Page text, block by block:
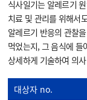
식사일기는 알레르기
치료 및 관리를 위해서
알레르기 반응의 관찰
먹었는지, 그 음식에 들
상세하게 기술하여 의
대상자 no.